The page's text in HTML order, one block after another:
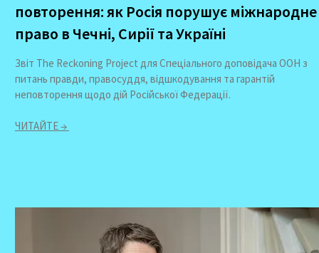
повторення: як Росія порушує міжнародне
право в Чечні, Сирії та Україні
Звіт The Reckoning Project для Спеціального доповідача ООН з
питань правди, правосуддя, відшкодування та гарантій
неповторення щодо дій Російської Федерації.
ЧИТАЙТЕ →